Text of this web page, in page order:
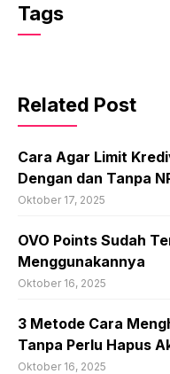
Tags
Related Post
Cara Agar Limit
Dengan dan Tanpa
Oktober 17, 2025
OVO Points Sudah
Menggunakannya
Oktober 16, 2025
3 Metode Cara
Tanpa Perlu Hapus
Oktober 16, 2025